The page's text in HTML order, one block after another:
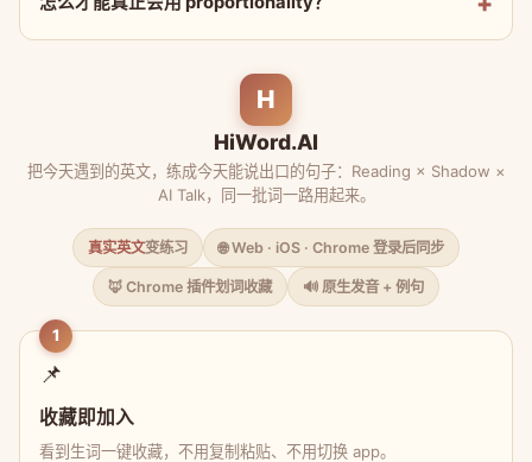
H
HiWord.AI
把今天遇到的英文，练成今天能说出口的句子：Reading × Shadow ×
AI Talk，同一批词一路用起来。
真实英文变练习 🌐 Web · iOS · Chrome 登录后同步
🦊 Chrome 插件划词收藏 🔊 原生发音 + 例句
1
📌
收藏即加入
看到生词一键收藏，不用复制粘贴、不用切换 app。